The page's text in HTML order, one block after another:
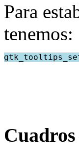
Para
tenemos: